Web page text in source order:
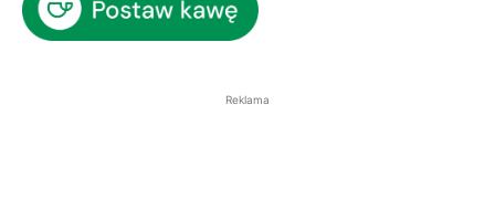
Reklama